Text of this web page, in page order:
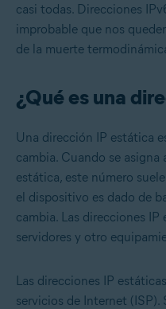
casi todas. Direcciones
improbable que nos
de la muerte
¿Qué es una
Una dirección IP estática
cambia. Cuando se
estática, este número
el dispositivo es dado de
cambia. Las direcciones
servidores y otro
Las direcciones IP
servicios de Internet (ISP).